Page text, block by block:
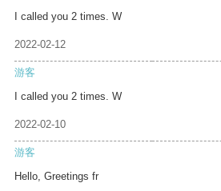
I called you 2 times. W
2022-02-12
游客
I called you 2 times. W
2022-02-10
游客
Hello, Greetings fr